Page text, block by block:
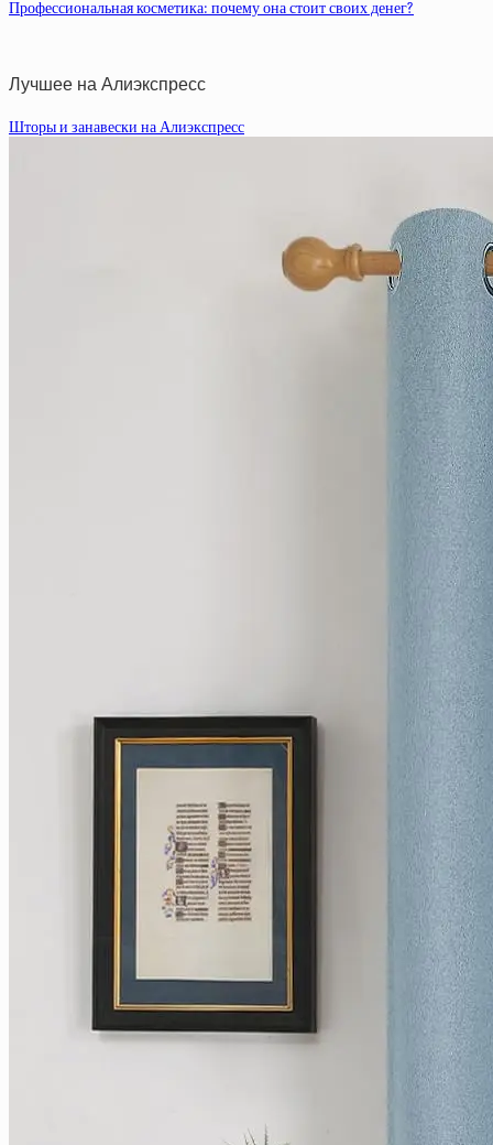
Профессиональная косметика: почему она стоит своих денег?
Лучшее на Алиэкспресс
Шторы и занавески на Алиэкспресс